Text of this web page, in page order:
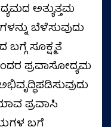
ಅತ್ಯುತ್ತಮ
ಬೆಳೆಸುವುದು
ಸೂಕ್ಷ್ಮತೆ
ಪ್ರವಾಸೋದ್ಯಮ
ಪ್ರವಾಸಿ